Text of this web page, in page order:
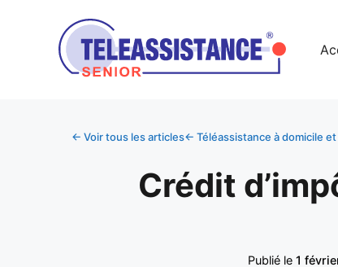
← Voir tous les articles← Téléassistance à domicile
Crédit
Publié le 1